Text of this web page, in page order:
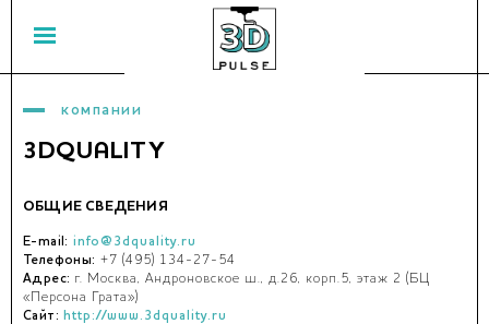
компании
3DQUALITY
ОБЩИЕ СВЕДЕНИЯ
E-mail: info@3dquality.ru
Телефоны: +7 (495) 134-27-54
Адрес: г. Москва, Андроновское ш., д.26, корп.5, этаж 2 (БЦ
«Персона Грата»)
Сайт: http://www.3dquality.ru